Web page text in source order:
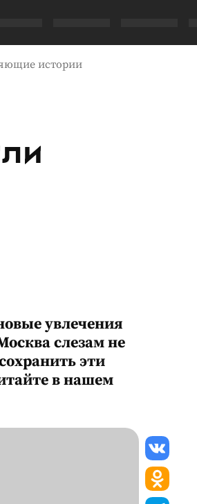
истории
увлечения
слезам не
эти
в нашем